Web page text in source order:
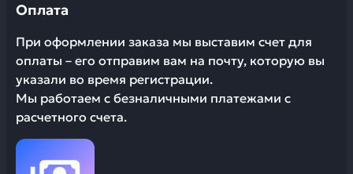
Оплата
При оформлении заказа мы выставим счет для
оплаты – его отправим вам на почту, которую вы
указали во время регистрации.
Мы работаем с безналичными платежами с
расчетного счета.